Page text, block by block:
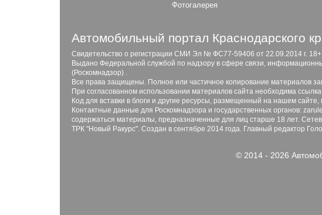
Фотогалерея
Автомобильный портал Краснодарского
Свидетельство о регистрации СМИ Эл № ФС77-59406 от 22.09.2014 г. 18+
Выдано Федеральной службой по надзору в сфере связи,
(Роскомнадзор) .
Все права защищены. Полное или частичное копирование материалов
При согласованном использовании материалов сайта необходима
Код для вставки в блоги и другие ресурсы, размещенный на нашем
Контактные данные для Роскомнадзора и государственных органов:
содержаться материалы, предназначенные для лиц старше 18 лет.
ТРК "Новый Ракурс". Создан в сентябре 2014 года. Главный редактор
© 2014 - 2026